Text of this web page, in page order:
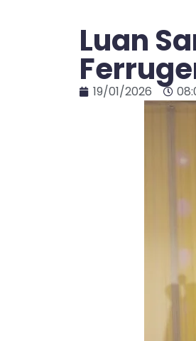
Luan
19/01/2026